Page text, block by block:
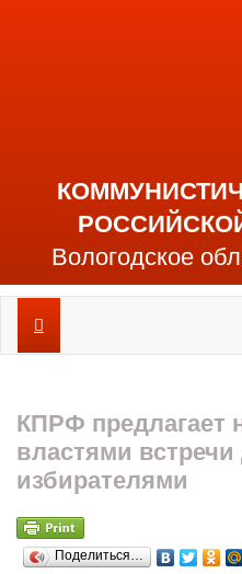
Вологодское
КПРФ предлагает
властями встречи
избирателями
Поделиться…